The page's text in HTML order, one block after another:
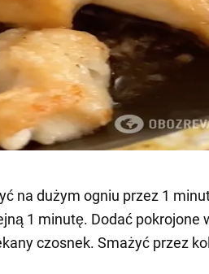
na dużym ogniu przez 1
1 minutę. Dodać pokrojone
czosnek. Smażyć przez